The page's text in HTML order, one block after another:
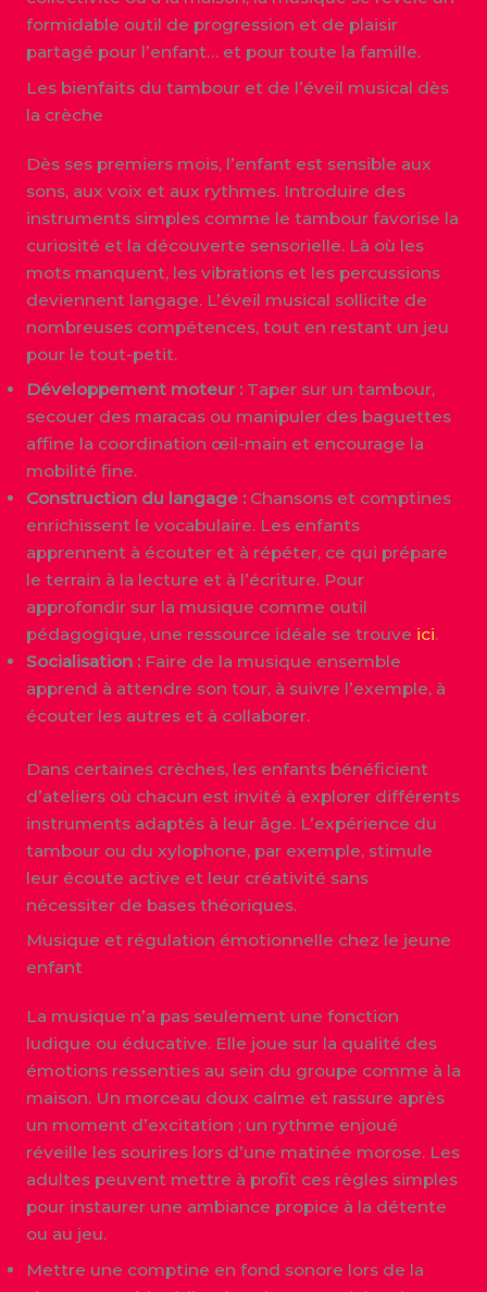
formidable outil de progression et de plaisir
partagé pour l’enfant… et pour toute la famille.
Les bienfaits du tambour et de l’éveil musical dès
la crèche
Dès ses premiers mois, l’enfant est sensible aux
sons, aux voix et aux rythmes. Introduire des
instruments simples comme le tambour favorise la
curiosité et la découverte sensorielle. Là où les
mots manquent, les vibrations et les percussions
deviennent langage. L’éveil musical sollicite de
nombreuses compétences, tout en restant un jeu
pour le tout-petit.
Développement moteur :Taper sur un tambour,
secouer des maracas ou manipuler des baguettes
affine la coordination œil-main et encourage la
mobilité fine.
Construction du langage :Chansons et comptines
enrichissent le vocabulaire. Les enfants
apprennent à écouter et à répéter, ce qui prépare
le terrain à la lecture et à l’écriture. Pour
approfondir sur la musique comme outil
pédagogique, une ressource idéale se trouve ici.
Socialisation :Faire de la musique ensemble
apprend à attendre son tour, à suivre l’exemple, à
écouter les autres et à collaborer.
Dans certaines crèches, les enfants bénéficient
d’ateliers où chacun est invité à explorer différents
instruments adaptés à leur âge. L’expérience du
tambour ou du xylophone, par exemple, stimule
leur écoute active et leur créativité sans
nécessiter de bases théoriques.
Musique et régulation émotionnelle chez le jeune
enfant
La musique n’a pas seulement une fonction
ludique ou éducative. Elle joue sur la qualité des
émotions ressenties au sein du groupe comme à la
maison. Un morceau doux calme et rassure après
un moment d’excitation ; un rythme enjoué
réveille les sourires lors d’une matinée morose. Les
adultes peuvent mettre à profit ces règles simples
pour instaurer une ambiance propice à la détente
ou au jeu.
Mettre une comptine en fond sonore lors de la